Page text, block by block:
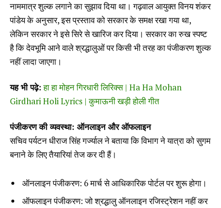
नाममात्र शुल्क लगाने का सुझाव दिया था। गढ़वाल आयुक्त विनय शंकर
पांडेय के अनुसार, इस प्रस्ताव को सरकार के समक्ष रखा गया था,
लेकिन सरकार ने इसे सिरे से खारिज कर दिया। सरकार का रुख स्पष्ट
है कि देवभूमि आने वाले श्रद्धालुओं पर किसी भी तरह का पंजीकरण शुल्क
नहीं लादा जाएगा।
यह भी पढ़े: हा हा मोहन गिरधारी लिरिक्स | Ha Ha Mohan
Girdhari Holi Lyrics | कुमाऊनी खड़ी होली गीत
पंजीकरण की व्यवस्था: ऑनलाइन और ऑफलाइन
सचिव पर्यटन धीराज सिंह गर्ज्याल ने बताया कि विभाग ने यात्रा को सुगम
बनाने के लिए तैयारियां तेज कर दी हैं।
ऑनलाइन पंजीकरण: 6 मार्च से आधिकारिक पोर्टल पर शुरू होगा।
ऑफलाइन पंजीकरण: जो श्रद्धालु ऑनलाइन रजिस्ट्रेशन नहीं कर